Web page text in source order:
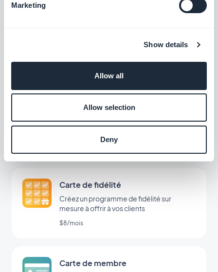
Marketing
Show details
Allow all
Allow selection
Deny
Simplifiez la création de contenu avec
Prise de rendez-vous
Affichez vos disponibilités et proposez à
votre application
Carte de fidélité
Créez un programme de fidélité sur
mesure à offrir à vos clients
$8/mois
Carte de membre